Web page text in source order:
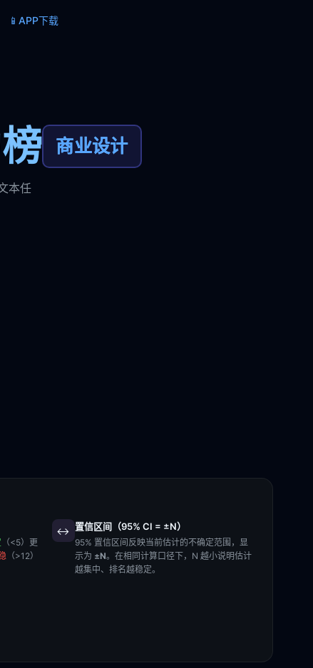
📱 APP下载
商业设计
本任
（<5）更
（>12）
↔️ 置信区间（95% CI = ±N）
95% 置信区间反映当前估计的不确定范围，显
示为 ±N。在相同计算口径下，N 越小说明估计
越集中、排名越稳定。